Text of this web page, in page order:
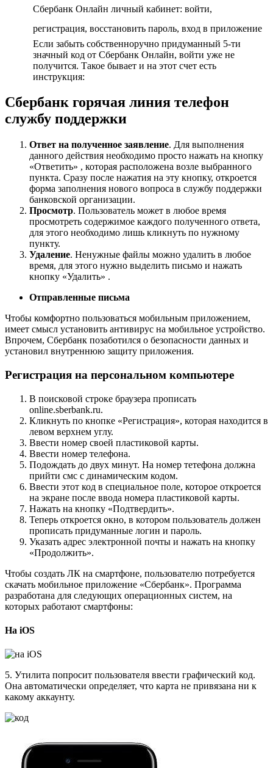
Сбербанк Онлайн личный кабинет: войти,
регистрация, восстановить пароль, вход в приложение
Если забыть собственноручно придуманный 5-ти
значный код от Сбербанк Онлайн, войти уже не
получится. Такое бывает и на этот счет есть
инструкция:
Сбербанк горячая линия телефон
службу поддержки
Ответ на полученное заявление. Для выполнения
данного действия необходимо просто нажать на кнопку
«Ответить» , которая расположена возле выбранного
пункта. Сразу после нажатия на эту кнопку, откроется
форма заполнения нового вопроса в службу поддержки
банковской организации.
Просмотр. Пользователь может в любое время
просмотреть содержимое каждого полученного ответа,
для этого необходимо лишь кликнуть по нужному
пункту.
Удаление. Ненужные файлы можно удалить в любое
время, для этого нужно выделить письмо и нажать
кнопку «Удалить» .
Отправленные письма
Чтобы комфортно пользоваться мобильным приложением,
имеет смысл установить антивирус на мобильное устройство.
Впрочем, Сбербанк позаботился о безопасности данных и
установил внутреннюю защиту приложения.
Регистрация на персональном компьютере
В поисковой строке браузера прописать
online.sberbank.ru.
Кликнуть по кнопке «Регистрация», которая находится в
левом верхнем углу.
Ввести номер своей пластиковой карты.
Ввести номер телефона.
Подождать до двух минут. На номер тетефона должна
прийти смс с динамическим кодом.
Ввести этот код в специальное поле, которое откроется
на экране после ввода номера пластиковой карты.
Нажать на кнопку «Подтвердить».
Теперь откроется окно, в котором пользователь должен
прописать придуманные логин и пароль.
Указать адрес электронной почты и нажать на кнопку
«Продолжить».
Чтобы создать ЛК на смартфоне, пользователю потребуется
скачать мобильное приложение «Сбербанк». Программа
разработана для следующих операционных систем, на
которых работают смартфоны:
На iOS
5. Утилита попросит пользователя ввести графический код.
Она автоматически определяет, что карта не привязана ни к
какому аккаунту.